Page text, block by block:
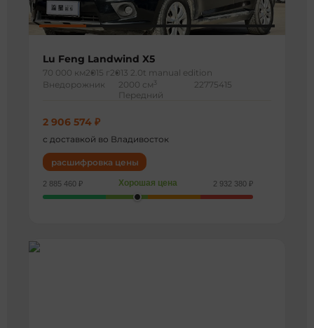
Lu Feng Landwind X5
70 000 км2015 г 2013 2.0t manual edition
Внедорожник
2000 см 3
Передний
22775415
2 906 574 ₽
с доставкой во Владивосток
расшифровка цены
2 885 460 ₽ Хорошая цена 2 932 380 ₽